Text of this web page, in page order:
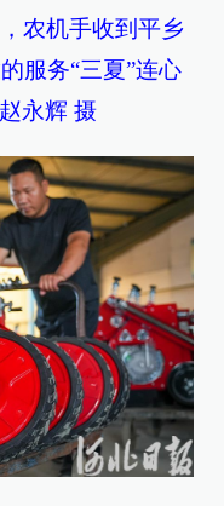
农机手收到平乡
服务“三夏”连心
永辉 摄